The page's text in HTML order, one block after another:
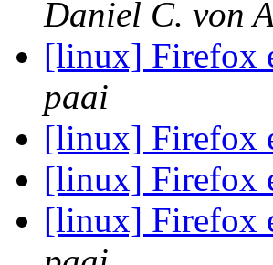
Daniel C. von
[linux] Firefox
paai
[linux] Firefox
[linux] Firefox
[linux] Firefox